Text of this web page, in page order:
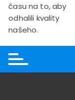
času na to, aby
odhalili kvality
našeho.